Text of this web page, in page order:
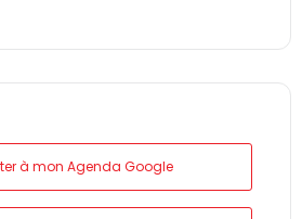
à mon Agenda Google